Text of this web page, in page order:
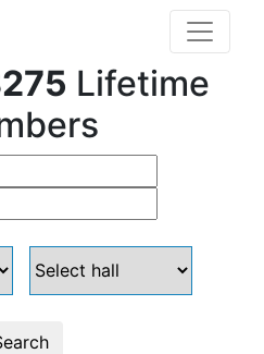
Lifetime